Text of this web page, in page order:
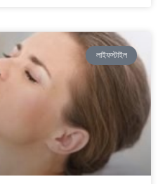
লাইফস্টাইল